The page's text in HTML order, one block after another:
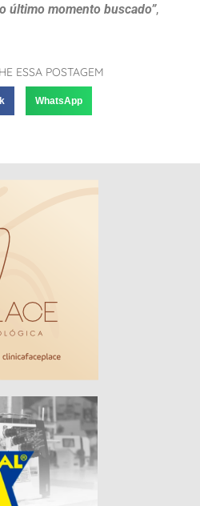
último momento buscado”,
ESSA POSTAGEM
WhatsApp